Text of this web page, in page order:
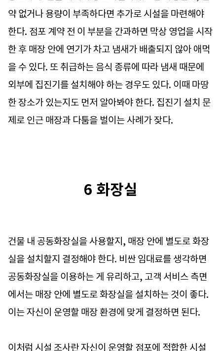
약 없거나 용량이 부족하다면 추가로 시설을 마련해야
한다. 점포 계약 전 이 부분을 간과하면 막상 영업을 시작
한 후 매장 안에 연기가 차고 냄새가 배출되지 않아 애먹
을 수 있다. 또 취급하는 음식 종류에 따라 냄새 때문에
외부에 집진기를 설치해야 하는 경우도 있다. 이때 마땅
한 장소가 있는지도 먼저 알아봐야 한다. 집진기 설치 문
제로 인근 매장과 다툼을 벌이는 사례가 잦다.
6 화장실
건물 내 공동화장실을 사용할지, 매장 안에 별도로 화장
실을 설치할지 결정해야 한다. 비싼 임대료를 생각하면
공동화장실을 이용하는 게 유리하고, 고객 서비스 측면
에서는 매장 안에 별도로 화장실을 설치하는 것이 좋다.
이는 자신이 운영할 매장 환경에 맞게 결정하면 된다.
이처럼 시설 조사란 자신이 운영할 점포에 적합한 시설